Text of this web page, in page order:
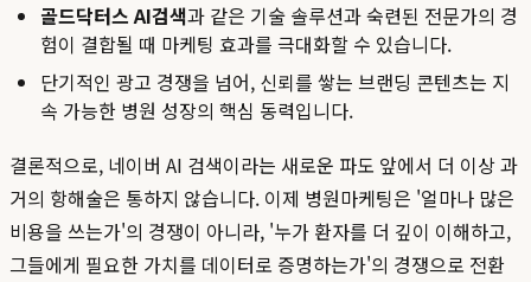
골드닥터스 AI검색과 같은 기술 솔루션과 숙련된 전문가의 경
험이 결합될 때 마케팅 효과를 극대화할 수 있습니다.
단기적인 광고 경쟁을 넘어, 신뢰를 쌓는 브랜딩 콘텐츠는 지
속 가능한 병원 성장의 핵심 동력입니다.
결론적으로, 네이버 AI 검색이라는 새로운 파도 앞에서 더 이상 과
거의 항해술은 통하지 않습니다. 이제 병원마케팅은 '얼마나 많은
비용을 쓰는가'의 경쟁이 아니라, '누가 환자를 더 깊이 이해하고,
그들에게 필요한 가치를 데이터로 증명하는가'의 경쟁으로 전환